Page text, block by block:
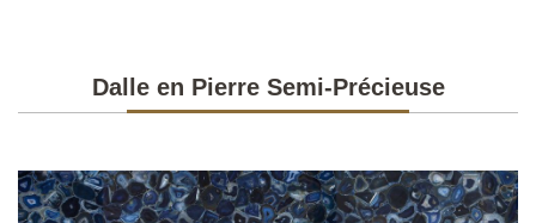
Dalle en Pierre Semi-Précieuse